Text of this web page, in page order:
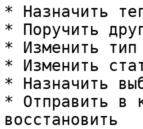
* Назначить
* Поручить
* Изменить тип
* Изменить
* Назначить
* Отправить в
восстановить